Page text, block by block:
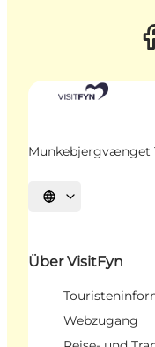
Munkebjergvænget
Sprache auswählen
Über VisitFyn
Webzugang